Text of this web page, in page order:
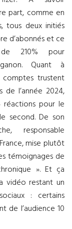
part, comme en
tous deux initiés
d’abonnés et ce
210% pour
Quant à
comptes trustent
l’année 2024,
réactions pour le
second. De son
responsable
mise plutôt
témoignages de
». Et ça
vidéo restant un
: certains
de l’audience 10